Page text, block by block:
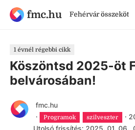
fmc.hu Fehérvár összeköt
1 évnél régebbi cikk
Köszöntsd 2025-öt
belvárosában!
fmc.hu
·
Programok szilveszter ·
Utolsó frissítés: 2025. 01. 06.,